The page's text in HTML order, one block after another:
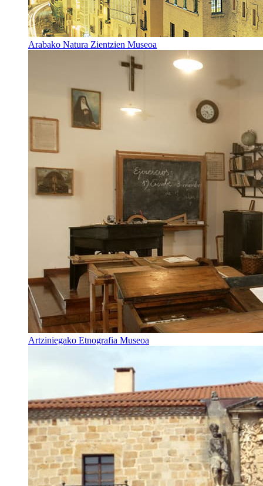
Arabako Natura Zientzien Museoa
Artziniegako Etnografia Museoa